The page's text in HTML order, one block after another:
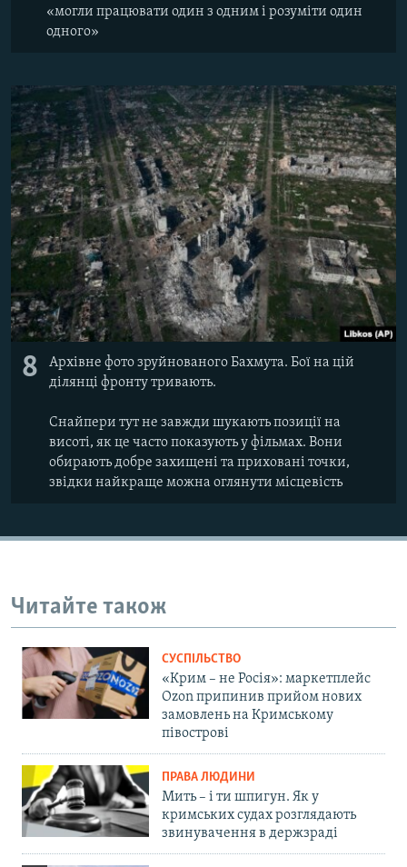
«могли працювати один з одним і розуміти один
одного»
8
Архівне фото зруйнованого Бахмута. Бої на цій
ділянці фронту тривають.
Снайпери тут не завжди шукають позиції на
висоті, як це часто показують у фільмах. Вони
обирають добре захищені та приховані точки,
звідки найкраще можна оглянути місцевість
Читайте також
СУСПІЛЬСТВО
«Крим – не Росія»: маркетплейс
Ozon припинив прийом нових
замовлень на Кримському
півострові
ПРАВА ЛЮДИНИ
Мить – і ти шпигун. Як у
кримських судах розглядають
звинувачення в держзраді